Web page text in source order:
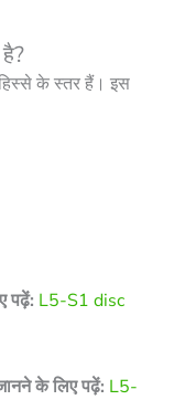
के स्तर हैं। इस
पढ़ें: L5-S1 disc
के लिए पढ़ें: L5-